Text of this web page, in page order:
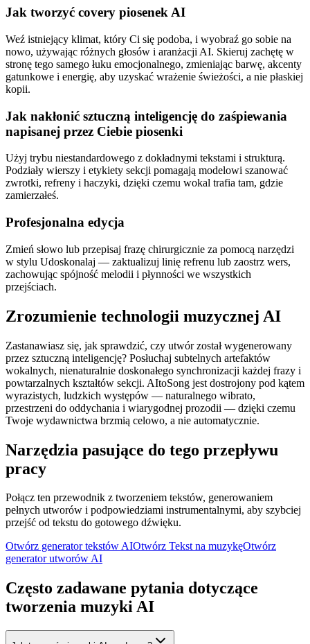
Jak tworzyć covery piosenek AI
Weź istniejący klimat, który Ci się podoba, i wyobraź go sobie na
nowo, używając różnych głosów i aranżacji AI. Skieruj zachętę w
stronę tego samego łuku emocjonalnego, zmieniając barwę, akcenty
gatunkowe i energię, aby uzyskać wrażenie świeżości, a nie płaskiej
kopii.
Jak nakłonić sztuczną inteligencję do zaśpiewania
napisanej przez Ciebie piosenki
Użyj trybu niestandardowego z dokładnymi tekstami i strukturą.
Podziały wierszy i etykiety sekcji pomagają modelowi szanować
zwrotki, refreny i haczyki, dzięki czemu wokal trafia tam, gdzie
zamierzałeś.
Profesjonalna edycja
Zmień słowo lub przepisaj frazę chirurgicznie za pomocą narzędzi
w stylu Udoskonalaj — zaktualizuj linię refrenu lub zaostrz wers,
zachowując spójność melodii i płynności we wszystkich
przejściach.
Zrozumienie technologii muzycznej AI
Zastanawiasz się, jak sprawdzić, czy utwór został wygenerowany
przez sztuczną inteligencję? Posłuchaj subtelnych artefaktów
wokalnych, nienaturalnie doskonałego synchronizacji każdej frazy i
powtarzalnych kształtów sekcji. AItoSong jest dostrojony pod kątem
wyrazistych, ludzkich występów — naturalnego wibrato,
przestrzeni do oddychania i wiarygodnej prozodii — dzięki czemu
Twoje wydawnictwa brzmią celowo, a nie automatycznie.
Narzędzia pasujące do tego przepływu
pracy
Połącz ten przewodnik z tworzeniem tekstów, generowaniem
pełnych utworów i podpowiedziami instrumentalnymi, aby szybciej
przejść od tekstu do gotowego dźwięku.
Otwórz generator tekstów AIOtwórz Tekst na muzykęOtwórz
generator utworów AI
Często zadawane pytania dotyczące
tworzenia muzyki AI